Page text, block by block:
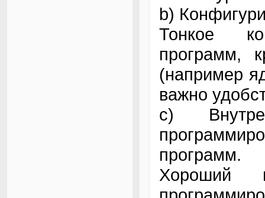
b)
Тонкое
программ,
(например
важно
c)
программ.
Хороший